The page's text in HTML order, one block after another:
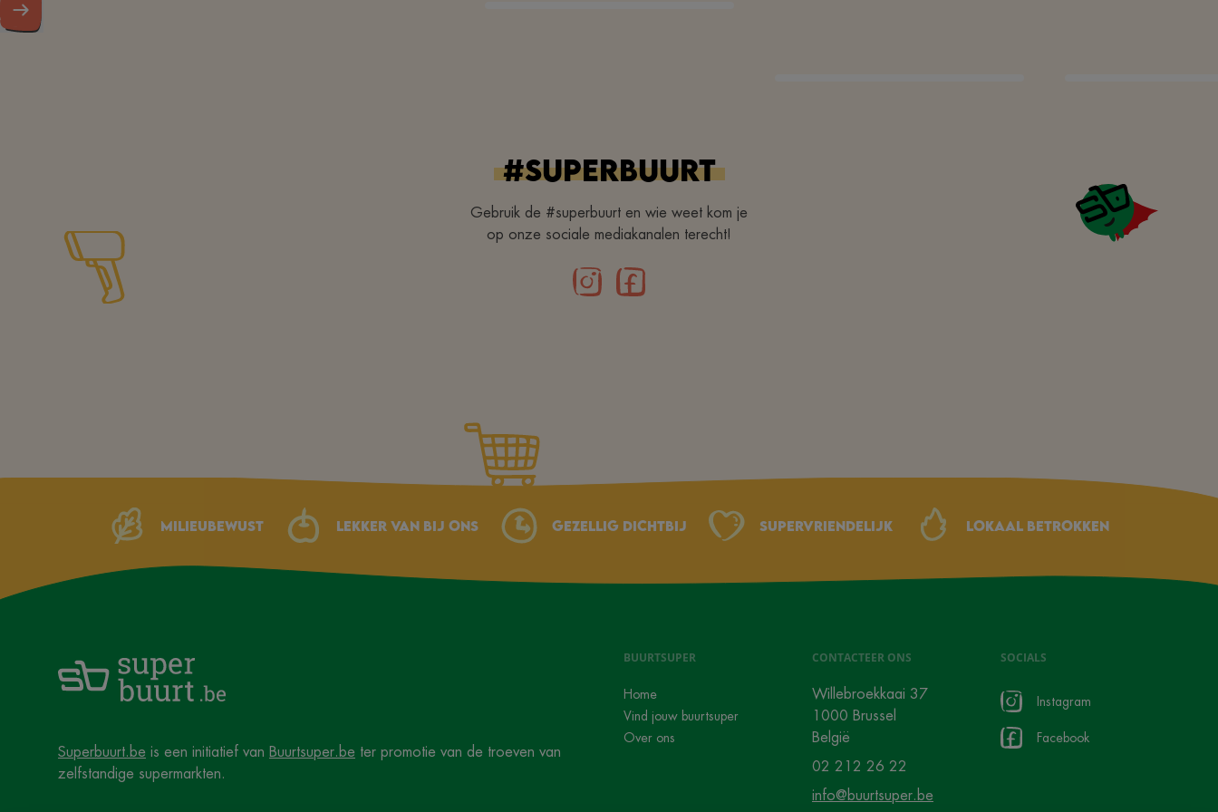
#superbuurt
Gebruik de #superbuurt en wie weet kom je
op onze sociale mediakanalen terecht!
Milieubewust Lekker van bij ons Gezellig dichtbij Supervriendelijk Lokaal betrokken
Superbuurt.be is een initiatief van Buurtsuper.be ter promotie van de troeven van
zelfstandige supermarkten.
BUURTSUPER
Home
Vind jouw buurtsuper
Over ons
CONTACTEER ONS
Willebroekkaai 37
1000 Brussel
België
02 212 26 22
info@buurtsuper.be
SOCIALS
Instagram
Facebook